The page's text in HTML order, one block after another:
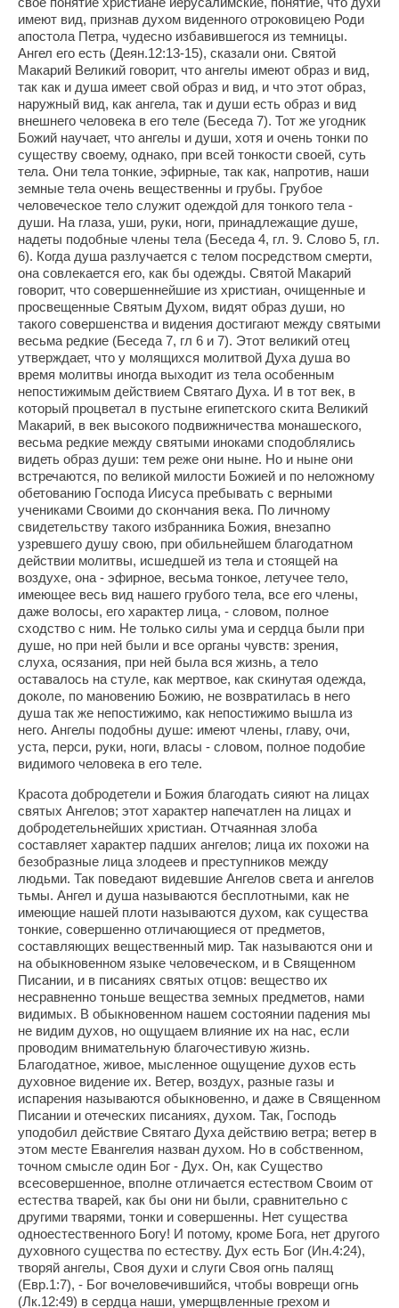
имеют вид, признав духом виденного отроковицею Роди
апостола Петра, чудесно избавившегося из темницы.
Ангел его есть (Деян.12:13-15), сказали они. Святой
Макарий Великий говорит, что ангелы имеют образ и вид,
так как и душа имеет свой образ и вид, и что этот образ,
наружный вид, как ангела, так и души есть образ и вид
внешнего человека в его теле (Беседа 7). Тот же угодник
Божий научает, что ангелы и души, хотя и очень тонки по
существу своему, однако, при всей тонкости своей, суть
тела. Они тела тонкие, эфирные, так как, напротив, наши
земные тела очень вещественны и грубы. Грубое
человеческое тело служит одеждой для тонкого тела -
души. На глаза, уши, руки, ноги, принадлежащие душе,
надеты подобные члены тела (Беседа 4, гл. 9. Слово 5, гл.
6). Когда душа разлучается с телом посредством смерти,
она совлекается его, как бы одежды. Святой Макарий
говорит, что совершеннейшие из христиан, очищенные и
просвещенные Святым Духом, видят образ души, но
такого совершенства и видения достигают между святыми
весьма редкие (Беседа 7, гл 6 и 7). Этот великий отец
утверждает, что у молящихся молитвой Духа душа во
время молитвы иногда выходит из тела особенным
непостижимым действием Святаго Духа. И в тот век, в
который процветал в пустыне египетского скита Великий
Макарий, в век высокого подвижничества монашеского,
весьма редкие между святыми иноками сподоблялись
видеть образ души: тем реже они ныне. Но и ныне они
встречаются, по великой милости Божией и по неложному
обетованию Господа Иисуса пребывать с верными
учениками Своими до скончания века. По личному
свидетельству такого избранника Божия, внезапно
узревшего душу свою, при обильнейшем благодатном
действии молитвы, исшедшей из тела и стоящей на
воздухе, она - эфирное, весьма тонкое, летучее тело,
имеющее весь вид нашего грубого тела, все его члены,
даже волосы, его характер лица, - словом, полное
сходство с ним. Не только силы ума и сердца были при
душе, но при ней были и все органы чувств: зрения,
слуха, осязания, при ней была вся жизнь, а тело
оставалось на стуле, как мертвое, как скинутая одежда,
доколе, по мановению Божию, не возвратилась в него
душа так же непостижимо, как непостижимо вышла из
него. Ангелы подобны душе: имеют члены, главу, очи,
уста, перси, руки, ноги, власы - словом, полное подобие
видимого человека в его теле.
Красота добродетели и Божия благодать сияют на лицах
святых Ангелов; этот характер напечатлен на лицах и
добродетельнейших христиан. Отчаянная злоба
составляет характер падших ангелов; лица их похожи на
безобразные лица злодеев и преступников между
людьми. Так поведают видевшие Ангелов света и ангелов
тьмы. Ангел и душа называются бесплотными, как не
имеющие нашей плоти называются духом, как существа
тонкие, совершенно отличающиеся от предметов,
составляющих вещественный мир. Так называются они и
на обыкновенном языке человеческом, и в Священном
Писании, и в писаниях святых отцов: вещество их
несравненно тоньше вещества земных предметов, нами
видимых. В обыкновенном нашем состоянии падения мы
не видим духов, но ощущаем влияние их на нас, если
проводим внимательную благочестивую жизнь.
Благодатное, живое, мысленное ощущение духов есть
духовное видение их. Ветер, воздух, разные газы и
испарения называются обыкновенно, и даже в Священном
Писании и отеческих писаниях, духом. Так, Господь
уподобил действие Святаго Духа действию ветра; ветер в
этом месте Евангелия назван духом. Но в собственном,
точном смысле один Бог - Дух. Он, как Существо
всесовершенное, вполне отличается естеством Своим от
естества тварей, как бы они ни были, сравнительно с
другими тварями, тонки и совершенны. Нет существа
одноестественного Богу! И потому, кроме Бога, нет другого
духовного существа по естеству. Дух есть Бог (Ин.4:24),
творяй ангелы, Своя духи и слуги Своя огнь палящ
(Евр.1:7), - Бог вочеловечившийся, чтобы воврещи огнь
(Лк.12:49) в сердца наши, умерщвленные грехом и